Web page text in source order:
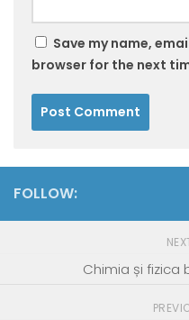
Save my name,
browser for the next
FOLLOW:
Chimia și fizica